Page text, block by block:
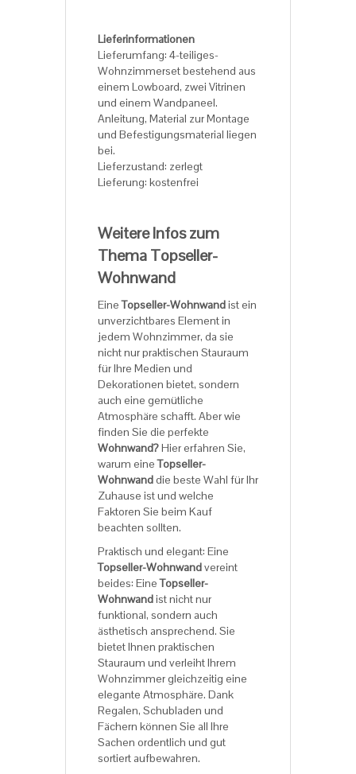
Lieferinformationen
Lieferumfang: 4-teiliges-
Wohnzimmerset bestehend aus
einem Lowboard, zwei Vitrinen
und einem Wandpaneel.
Anleitung, Material zur Montage
und Befestigungsmaterial liegen
bei.
Lieferzustand: zerlegt
Lieferung: kostenfrei
Weitere Infos zum
Thema Topseller-
Wohnwand
EineTopseller-Wohnwandist ein
unverzichtbares Element in
jedem Wohnzimmer, da sie
nicht nur praktischen Stauraum
für Ihre Medien und
Dekorationen bietet, sondern
auch eine gemütliche
Atmosphäre schafft. Aber wie
finden Sie die perfekte
Wohnwand?Hier erfahren Sie,
warum eineTopseller-
Wohnwanddie beste Wahl für Ihr
Zuhause ist und welche
Faktoren Sie beim Kauf
beachten sollten.
Praktisch und elegant: Eine
Topseller-Wohnwandvereint
beides: EineTopseller-
Wohnwandist nicht nur
funktional, sondern auch
ästhetisch ansprechend. Sie
bietet Ihnen praktischen
Stauraum und verleiht Ihrem
Wohnzimmer gleichzeitig eine
elegante Atmosphäre. Dank
Regalen, Schubladen und
Fächern können Sie all Ihre
Sachen ordentlich und gut
sortiert aufbewahren.